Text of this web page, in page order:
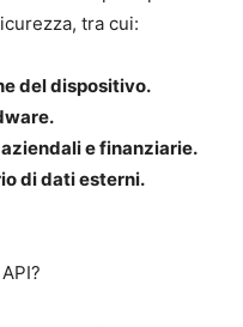
tra cui:
del dispositivo.
e finanziarie.
di dati esterni.